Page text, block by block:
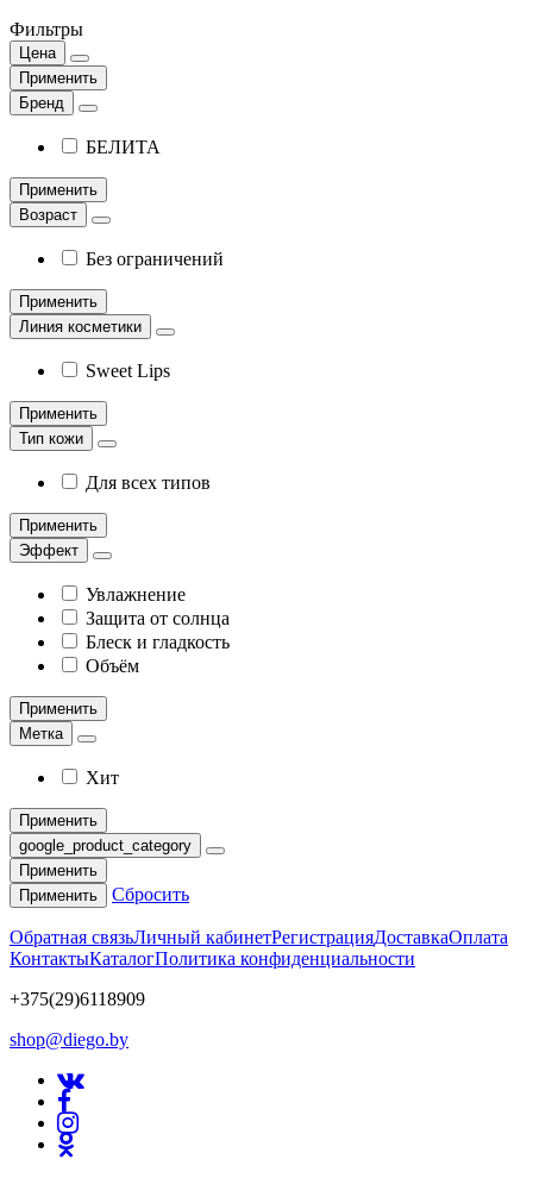
Фильтры
Цена
Применить
Бренд
БЕЛИТА
Применить
Возраст
Без ограничений
Применить
Линия косметики
Sweet Lips
Применить
Тип кожи
Для всех типов
Применить
Эффект
Увлажнение
Защита от солнца
Блеск и гладкость
Объём
Применить
Метка
Хит
Применить
google_product_category
Применить
Применить
Сбросить
Обратная связьЛичный кабинетРегистрацияДоставкаОплата
КонтактыКаталогПолитика конфиденциальности
+375(29)6118909
shop@diego.by